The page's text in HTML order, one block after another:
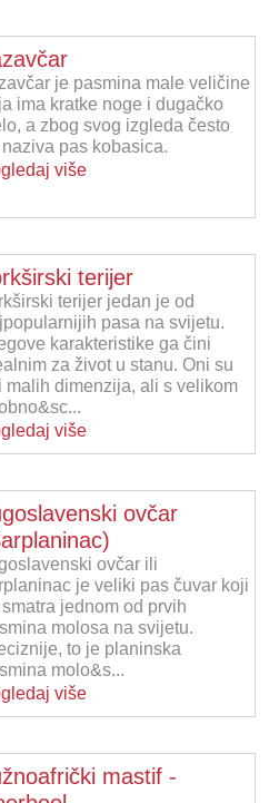
je pasmina male veličine
ima kratke noge i dugačko
a zbog svog izgleda često
pas kobasica.
više
terijer
terijer jedan je od
pasa na svijetu.
karakteristike ga čini
za život u stanu. Oni su
malih dimenzija, ali s velikom
više
ovčar
ovčar ili
je veliki pas čuvar koji
jednom od prvih
molosa na svijetu.
to je planinska
molo&s...
više
mastif -